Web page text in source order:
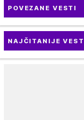
POVEZANE VESTI
NAJČITANIJE